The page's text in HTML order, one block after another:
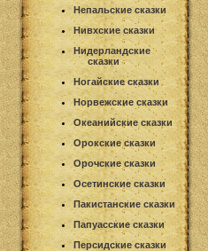
Непальские сказки
Нивхские сказки
Нидерландские
сказки
Ногайские сказки
Норвежские сказки
Океанийские сказки
Орокские сказки
Орочские сказки
Осетинские сказки
Пакистанские сказки
Папуасские сказки
Персидские сказки